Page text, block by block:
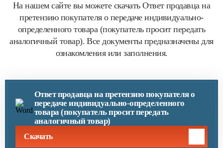
На нашем сайте вы можете скачать Ответ продавца на
претензию покупателя о передаче индивидуально-
определенного товара (покупатель просит передать
аналогичный товар). Все документы предназначены для
ознакомления или заполнения.
Ответ продавца на претензию покупателя о
передаче индивидуально-определенного
товара (покупатель просит передать
аналогичный товар)
Скачать